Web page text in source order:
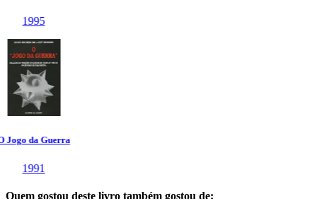
Quem gostou deste livro também gostou de: